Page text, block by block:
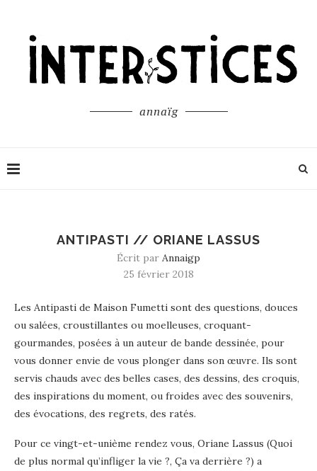
annaïg
ANTIPASTI // ORIANE LASSUS
Écrit par Annaigp
25 février 2018
Les Antipasti de Maison Fumetti sont des questions, douces
ou salées, croustillantes ou moelleuses, croquant-
gourmandes, posées à un auteur de bande dessinée, pour
vous donner envie de vous plonger dans son œuvre. Ils sont
servis chauds avec des belles cases, des dessins, des croquis,
des inspirations du moment, ou froides avec des souvenirs,
des évocations, des regrets, des ratés.
Pour ce vingt-et-unième rendez vous, Oriane Lassus (Quoi
de plus normal qu’infliger la vie ?, Ça va derrière ?) a